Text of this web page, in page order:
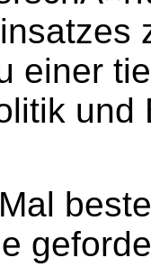
einer
und